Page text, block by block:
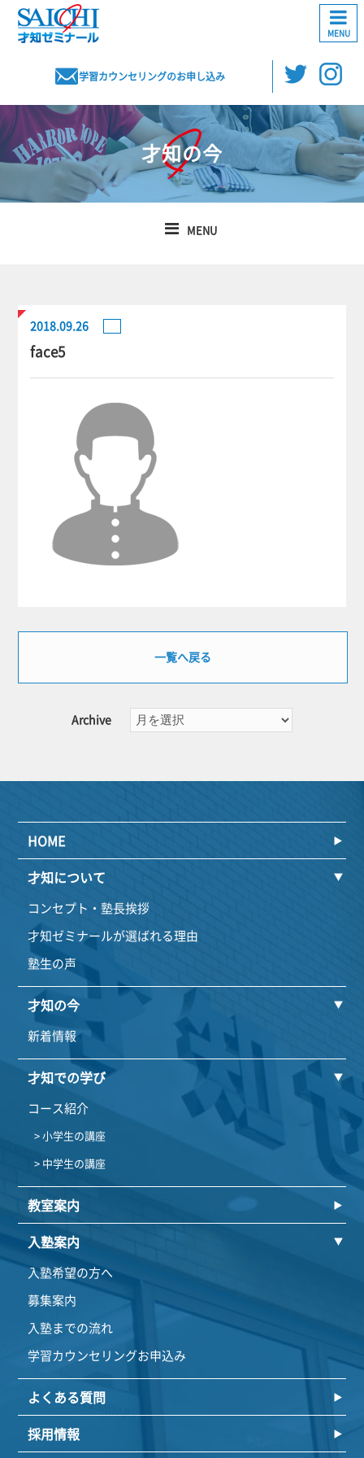
学習カウンセリングのお申し込み
MENU
才知の今
MENU
2018.09.26
face5
一覧へ戻る
Archive
HOME
才知について
コンセプト・塾長挨拶
才知ゼミナールが選ばれる理由
塾生の声
才知の今
新着情報
才知での学び
コース紹介
> 小学生の講座
> 中学生の講座
教室案内
入塾案内
入塾希望の方へ
募集案内
入塾までの流れ
学習カウンセリングお申込み
よくある質問
採用情報